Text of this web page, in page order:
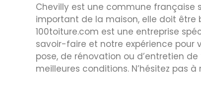
Chevilly est une commune française
important de la maison, elle doit
100toiture.com est une entreprise
savoir-faire et notre expérience pour
pose, de rénovation ou d’entretien
meilleures conditions. N’hésitez pas